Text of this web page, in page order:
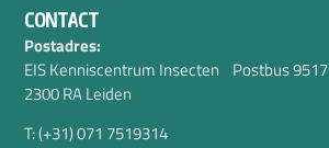
CONTACT
Postadres:
EIS Kenniscentrum Insecten Postbus 9517
2300 RA Leiden
T: (+31) 071 7519314